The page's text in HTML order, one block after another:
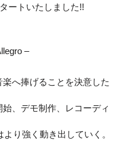
ートいたしました!!
–
へ捧げることを決意した
、デモ制作、レコーディ
り強く動き出していく。